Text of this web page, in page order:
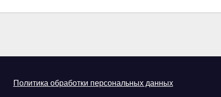
Политика обработки персональных данных